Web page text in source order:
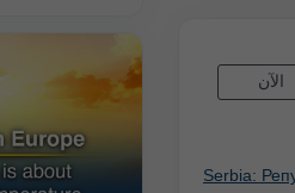
الآن
Serbia: